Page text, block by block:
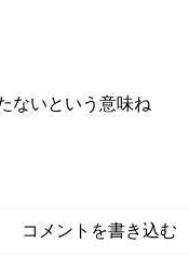
ないという意味ね
コメントを書き込む